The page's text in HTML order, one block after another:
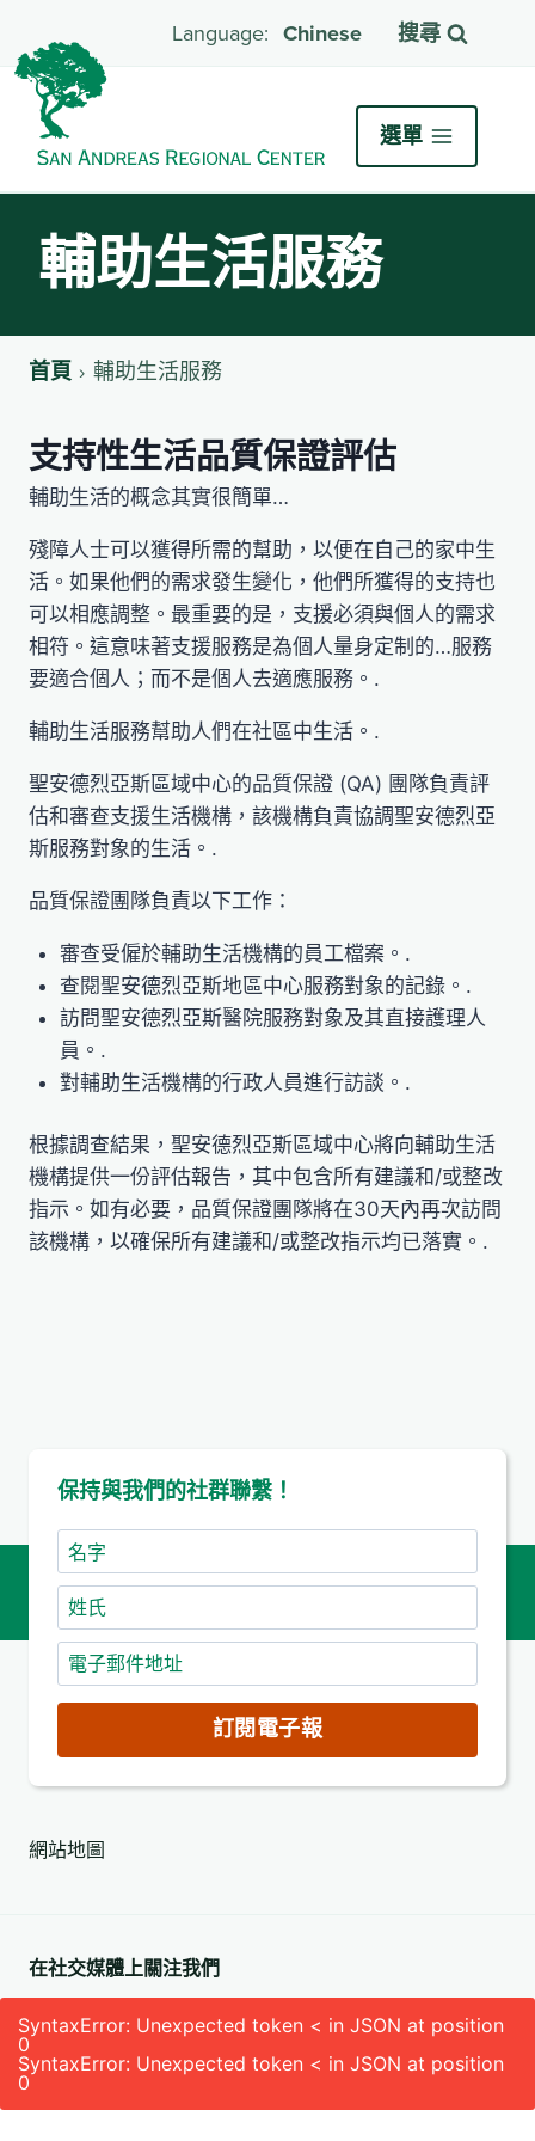
Chinese 搜尋
選單
輔助生活服務
首頁 輔助生活服務
支持性生活品質保證評估
輔助生活的概念其實很簡單…
殘障人士可以獲得所需的幫助，以便在自己的家中生
活。如果他們的需求發生變化，他們所獲得的支持也
可以相應調整。最重要的是，支援必須與個人的需求
相符。這意味著支援服務是為個人量身定制的…服務
要適合個人；而不是個人去適應服務。.
輔助生活服務幫助人們在社區中生活。.
聖安德烈亞斯區域中心的品質保證 (QA) 團隊負責評
估和審查支援生活機構，該機構負責協調聖安德烈亞
斯服務對象的生活。.
品質保證團隊負責以下工作：
審查受僱於輔助生活機構的員工檔案。.
查閱聖安德烈亞斯地區中心服務對象的記錄。.
訪問聖安德烈亞斯醫院服務對象及其直接護理人
員。.
對輔助生活機構的行政人員進行訪談。.
根據調查結果，聖安德烈亞斯區域中心將向輔助生活
機構提供一份評估報告，其中包含所有建議和/或整改
指示。如有必要，品質保證團隊將在30天內再次訪問
該機構，以確保所有建議和/或整改指示均已落實。.
保持與我們的社群聯繫！
名
字
姓
氏
電
子
件
地
(必
訂閱電子報
網站地圖
在社交媒體上關注我們
SyntaxError: Unexpected token < in JSON at position
0
SyntaxError: Unexpected token < in JSON at position
0